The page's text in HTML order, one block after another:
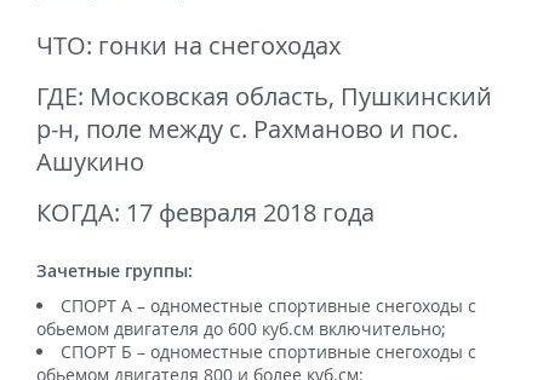
ЧТО: гонки на снегоходах
ГДЕ: Московская область, Пушкинский
р-н, поле между с. Рахманово и пос.
Ашукино
КОГДА: 17 февраля 2018 года
Зачетные группы:
СПОРТ А – одноместные спортивные снегоходы с
обьемом двигателя до 600 куб.см включительно;
СПОРТ Б – одноместные спортивные снегоходы с
обьемом двигателя 800 и более куб.см;